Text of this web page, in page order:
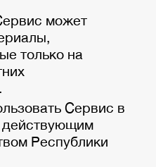
может
только на
Сервис в
действующим
Республики